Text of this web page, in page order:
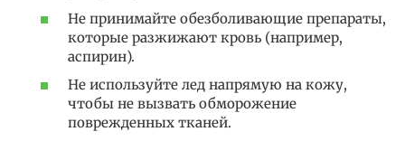
Не принимайте обезболивающие препараты,
которые разжижают кровь (например,
аспирин).
Не используйте лед напрямую на кожу,
чтобы не вызвать обморожение
поврежденных тканей.